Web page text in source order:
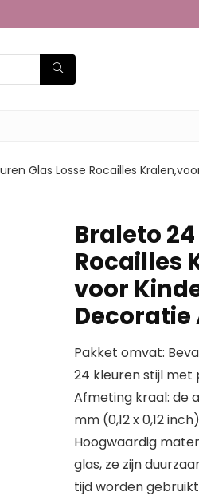
Glas Losse Rocailles
Braleto
Rocailles
voor
Pakket omvat:
24 kleuren stijl met
Afmeting kraal: de
mm (0,12 x 0,12
Hoogwaardig
glas, ze zijn
tijd worden